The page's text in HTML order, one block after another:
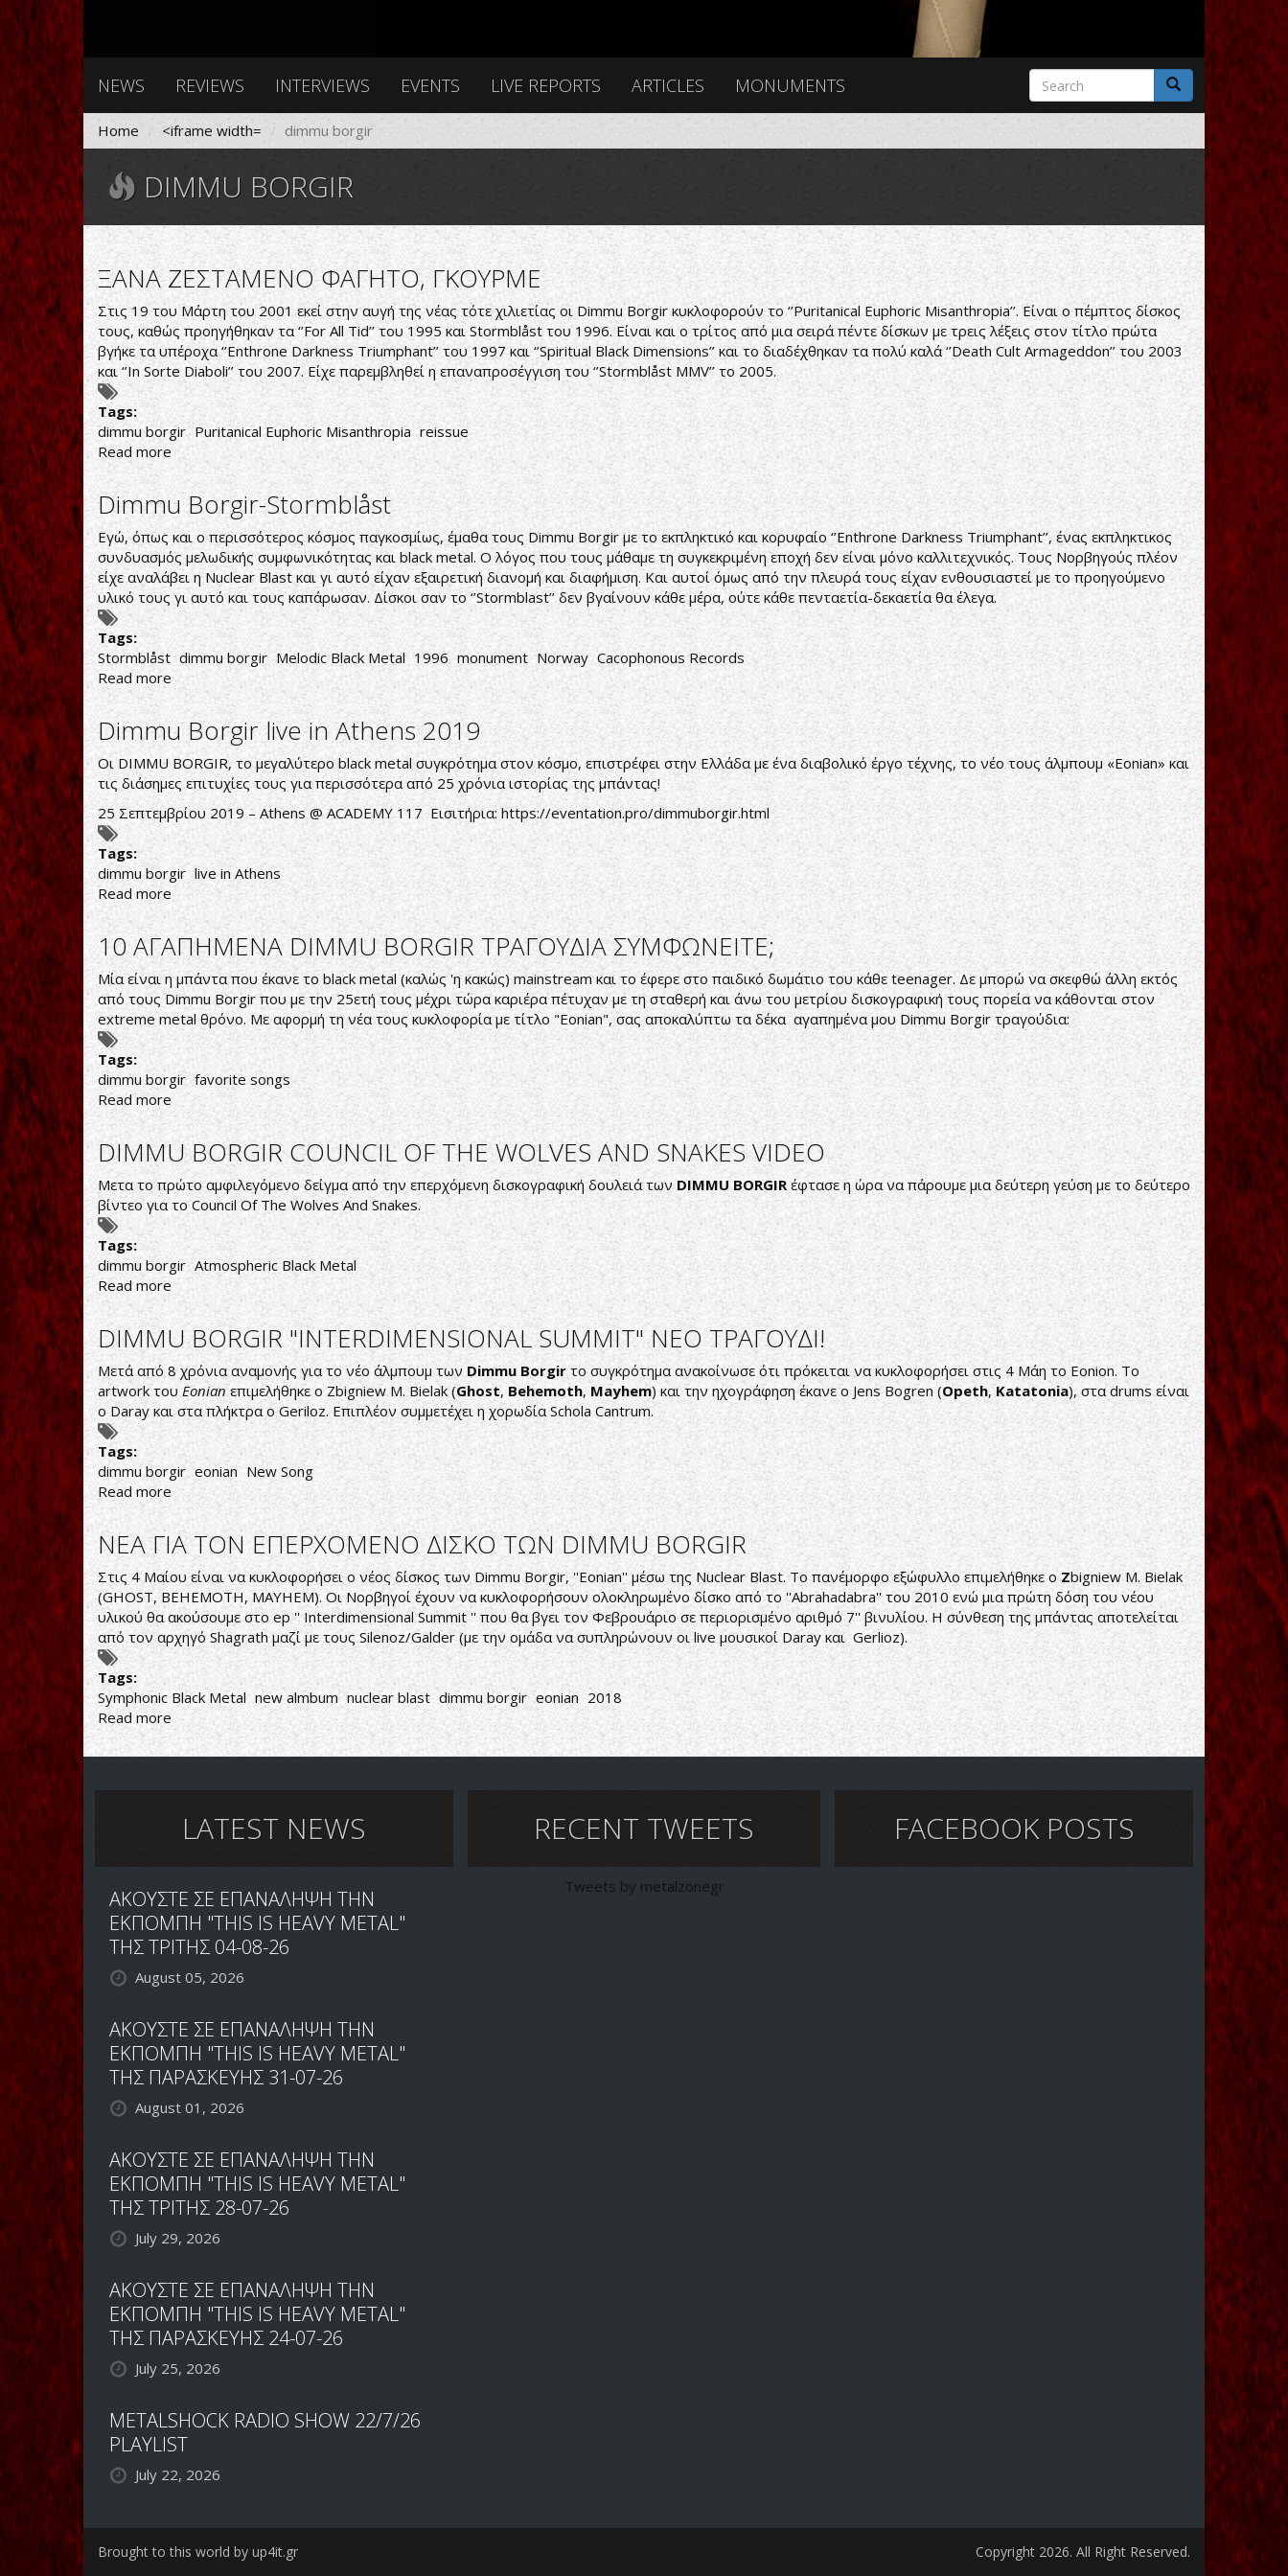
NEWS REVIEWS INTERVIEWS EVENTS LIVE REPORTS ARTICLES MONUMENTS
Search
form
Search
Home <iframe width= dimmu borgir
DIMMU BORGIR
ΞΑΝΑ ΖΕΣΤΑΜΕΝΟ ΦΑΓΗΤΟ, ΓΚΟΥΡΜΕ
Στις 19 του Μάρτη του 2001 εκεί στην αυγή της νέας τότε χιλιετίας οι Dimmu Borgir κυκλοφορούν το ‘’Puritanical Euphoric Misanthropia’’. Είναι ο πέμπτος δίσκος
τους, καθώς προηγήθηκαν τα ‘’For All Tid’’ του 1995 και Stormblåst του 1996. Είναι και ο τρίτος από μια σειρά πέντε δίσκων με τρεις λέξεις στον τίτλο πρώτα
βγήκε τα υπέροχα ‘’Enthrone Darkness Triumphant’’ του 1997 και ‘’Spiritual Black Dimensions’’ και το διαδέχθηκαν τα πολύ καλά ‘’Death Cult Armageddon’’ του 2003
και ‘’In Sorte Diaboli’’ του 2007. Είχε παρεμβληθεί η επαναπροσέγγιση του ‘’Stormblåst MMV’’ το 2005.
Tags:
dimmu borgir Puritanical Euphoric Misanthropia reissue
Read more about
ΞΑΝΑ
ΖΕΣΤΑΜΕΝΟ
ΦΑΓΗΤΟ,
ΓΚΟΥΡΜΕ
Dimmu Borgir-Stormblåst
Εγώ, όπως και ο περισσότερος κόσμος παγκοσμίως, έμαθα τους Dimmu Borgir με το εκπληκτικό και κορυφαίο ‘’Enthrone Darkness Triumphant’’, ένας εκπληκτικος
συνδυασμός μελωδικής συμφωνικότητας και black metal. Ο λόγος που τους μάθαμε τη συγκεκριμένη εποχή δεν είναι μόνο καλλιτεχνικός. Τους Νορβηγούς πλέον
είχε αναλάβει η Nuclear Blast και γι αυτό είχαν εξαιρετική διανομή και διαφήμιση. Και αυτοί όμως από την πλευρά τους είχαν ενθουσιαστεί με το προηγούμενο
υλικό τους γι αυτό και τους καπάρωσαν. Δίσκοι σαν το ‘’Stormblast’’ δεν βγαίνουν κάθε μέρα, ούτε κάθε πενταετία-δεκαετία θα έλεγα.
Tags:
Stormblåst dimmu borgir Melodic Black Metal 1996 monument Norway Cacophonous Records
Read moreabout
Dimmu
Borgir-
Stormblåst
Dimmu Borgir live in Athens 2019
Οι DIMMU BORGIR, το μεγαλύτερο black metal συγκρότημα στον κόσμο, επιστρέφει στην Ελλάδα με ένα διαβολικό έργο τέχνης, το νέο τους άλμπουμ «Eonian» και
τις διάσημες επιτυχίες τους για περισσότερα από 25 χρόνια ιστορίας της μπάντας!
25 Σεπτεμβρίου 2019 – Athens @ ACADEMY 117 Εισιτήρια: https://eventation.pro/dimmuborgir.html
Tags:
dimmu borgir live in Athens
Read more about
Dimmu
Borgir
live
in
Athens
2019
10 ΑΓΑΠΗΜΕΝΑ DIMMU BORGIR ΤΡΑΓΟΥΔΙΑ ΣΥΜΦΩΝΕΙΤΕ;
Μία είναι η μπάντα που έκανε το black metal (καλώς 'η κακώς) mainstream και το έφερε στο παιδικό δωμάτιο του κάθε teenager. Δε μπορώ να σκεφθώ άλλη εκτός
από τους Dimmu Borgir που με την 25ετή τους μέχρι τώρα καριέρα πέτυχαν με τη σταθερή και άνω του μετρίου δισκογραφική τους πορεία να κάθονται στον
extreme metal θρόνο. Με αφορμή τη νέα τους κυκλοφορία με τίτλο "Eonian", σας αποκαλύπτω τα δέκα αγαπημένα μου Dimmu Borgir τραγούδια:
Tags:
dimmu borgir favorite songs
Read more about
10
ΑΓΑΠΗΜΕΝΑ
DIMMU
BORGIR
ΤΡΑΓΟΥΔΙΑ
ΣΥΜΦΩΝΕΙΤΕ;
DIMMU BORGIR COUNCIL OF THE WOLVES AND SNAKES VIDEO
Μετα το πρώτο αμφιλεγόμενο δείγμα από την επερχόμενη δισκογραφική δουλειά των DIMMU BORGIRέφτασε η ώρα να πάρουμε μια δεύτερη γεύση με το δεύτερο
βίντεο για το Council Of The Wolves And Snakes.
Tags:
dimmu borgir Atmospheric Black Metal
Read moreabout
DIMMU
BORGIR
COUNCIL
OF
THE
WOLVES
AND
SNAKES
VIDEO
DIMMU BORGIR "INTERDIMENSIONAL SUMMIT" ΝΕΟ ΤΡΑΓΟΥΔΙ!
Μετά από 8 χρόνια αναμονής για το νέο άλμπουμ των Dimmu Borgir το συγκρότημα ανακοίνωσε ότι πρόκειται να κυκλοφορήσει στις 4 Μάη το Eonion. Το
artwork του Eonianεπιμελήθηκε ο Zbigniew M. Bielak (Ghost, Behemoth, Mayhem) και την ηχογράφηση έκανε ο Jens Bogren (Opeth,Katatonia), στα drums είναι
ο Daray και στα πλήκτρα ο Geriloz. Επιπλέον συμμετέχει η χορωδία Schola Cantrum.
Tags:
dimmu borgir eonian New Song
Read more about
DIMMU
BORGIR
"INTERDIMENSIONAL
SUMMIT"
ΝΕΟ
ΤΡΑΓΟΥΔΙ!
ΝΕΑ ΓΙΑ ΤΟΝ ΕΠΕΡΧΟΜΕΝΟ ΔΙΣΚΟ ΤΩΝ DIMMU BORGIR
Στις 4 Μαίου είναι να κυκλοφορήσει ο νέος δίσκος των Dimmu Borgir, ''Eonian'' μέσω της Nuclear Blast. Το πανέμορφο εξώφυλλο επιμελήθηκε οZbigniew M. Bielak
(GHOST, BEHEMOTH, MAYHEM). Οι Νορβηγοί έχουν να κυκλοφορήσουν ολοκληρωμένο δίσκο από το ''Abrahadabra'' του 2010 ενώ μια πρώτη δόση του νέου
υλικού θα ακούσουμε στο ep '' Interdimensional Summit '' που θα βγει τον Φεβρουάριο σε περιορισμένο αριθμό 7'' βινυλίου. Η σύνθεση της μπάντας αποτελείται
από τον αρχηγό Shagrath μαζί με τους Silenoz/Galder (με την ομάδα να συπληρώνουν οι live μουσικοί Daray και Gerlioz).
Tags:
Symphonic Black Metal new almbum nuclear blast dimmu borgir eonian 2018
Read more about
ΝΕΑ
ΓΙΑ
ΔΙΣΚΟ
ΤΩΝ
LATEST NEWS
ΑΚΟΥΣΤΕ ΣΕ ΕΠΑΝΑΛΗΨΗ ΤΗΝ
ΕΚΠΟΜΠΗ "THIS IS HEAVY METAL"
ΤΗΣ ΤΡΙΤΗΣ 04-08-26
August 05, 2026
ΑΚΟΥΣΤΕ ΣΕ ΕΠΑΝΑΛΗΨΗ ΤΗΝ
ΕΚΠΟΜΠΗ "THIS IS HEAVY METAL"
ΤΗΣ ΠΑΡΑΣΚΕΥΗΣ 31-07-26
August 01, 2026
ΑΚΟΥΣΤΕ ΣΕ ΕΠΑΝΑΛΗΨΗ ΤΗΝ
ΕΚΠΟΜΠΗ "THIS IS HEAVY METAL"
ΤΗΣ ΤΡΙΤΗΣ 28-07-26
July 29, 2026
ΑΚΟΥΣΤΕ ΣΕ ΕΠΑΝΑΛΗΨΗ ΤΗΝ
ΕΚΠΟΜΠΗ "THIS IS HEAVY METAL"
ΤΗΣ ΠΑΡΑΣΚΕΥΗΣ 24-07-26
July 25, 2026
METALSHOCK RADIO SHOW 22/7/26
PLAYLIST
July 22, 2026
RECENT TWEETS
Tweets by metalzonegr
FACEBOOK POSTS
Brought to this world by up4it.gr Copyright 2026. All Right Reserved.